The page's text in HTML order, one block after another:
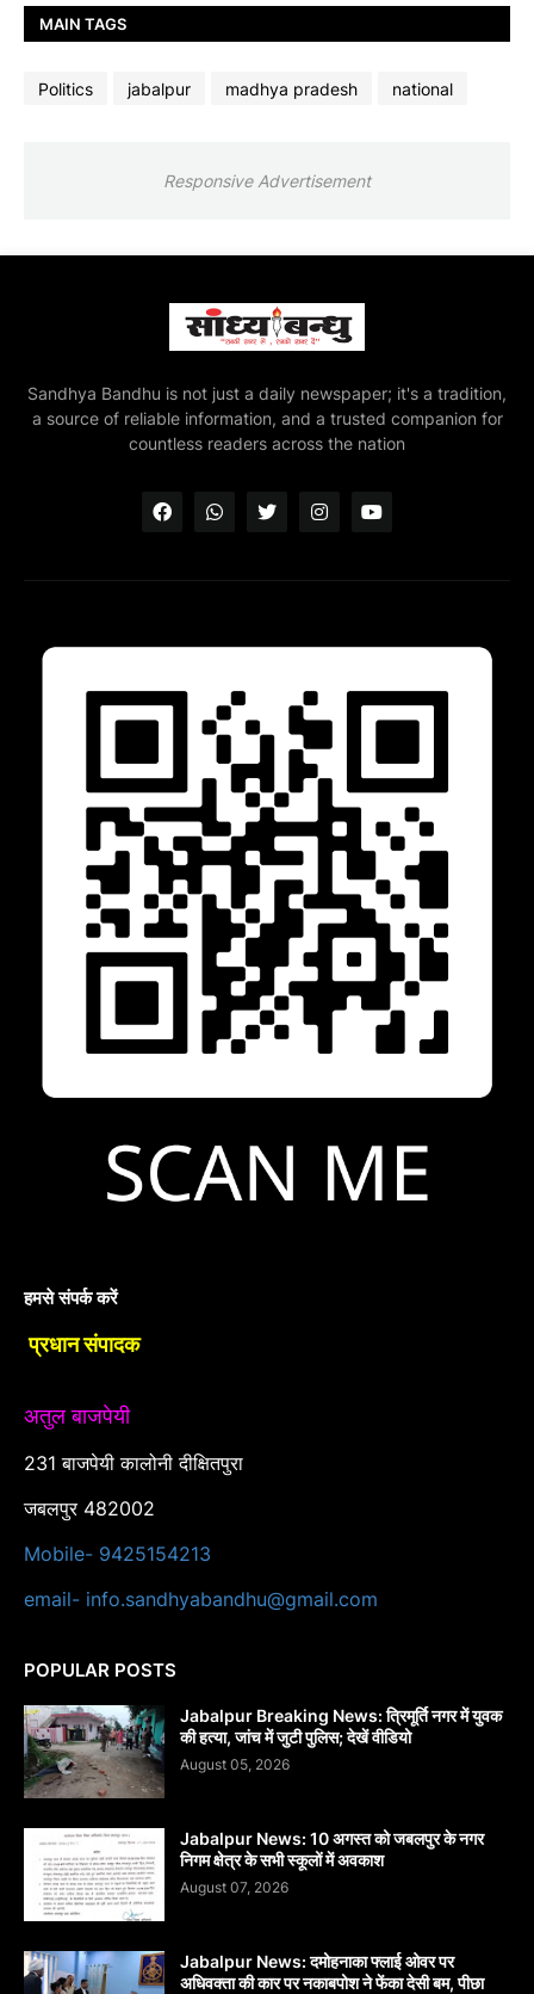
MAIN TAGS
Politics jabalpur madhya pradesh national
Responsive Advertisement
Sandhya Bandhu is not just a daily newspaper; it's a tradition,
a source of reliable information, and a trusted companion for
countless readers across the nation
हमसे संपर्क करें
प्रधान संपादक
अतुल बाजपेयी
231 बाजपेयी कालोनी दीक्षितपुरा
जबलपुर 482002
Mobile- 9425154213
email- info.sandhyabandhu@gmail.com
POPULAR POSTS
Jabalpur Breaking News: त्रिमूर्ति नगर में युवक
की हत्या, जांच में जुटी पुलिस; देखें वीडियो
August 05, 2026
Jabalpur News: 10 अगस्त को जबलपुर के नगर
निगम क्षेत्र के सभी स्कूलों में अवकाश
August 07, 2026
Jabalpur News: दमोहनाका फ्लाई ओवर पर
अधिवक्ता की कार पर नकाबपोश ने फेंका देसी बम, पीछा